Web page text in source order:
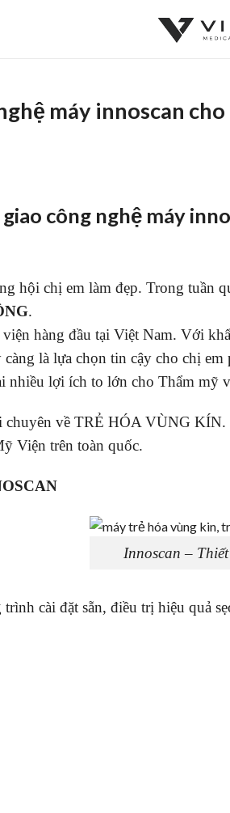
máy innoscan
công nghệ máy
hội chị em làm đẹp. Trong tuần
.
hàng đầu tại Việt Nam. Với
càng là lựa chọn tin cậy cho chị
nhiều lợi ích to lớn cho Thẩm mỹ
về TRẺ HÓA VÙNG KÍN.
Viện trên toàn quốc.
Innoscan – Thiết
cài đặt sẵn, điều trị hiệu quả